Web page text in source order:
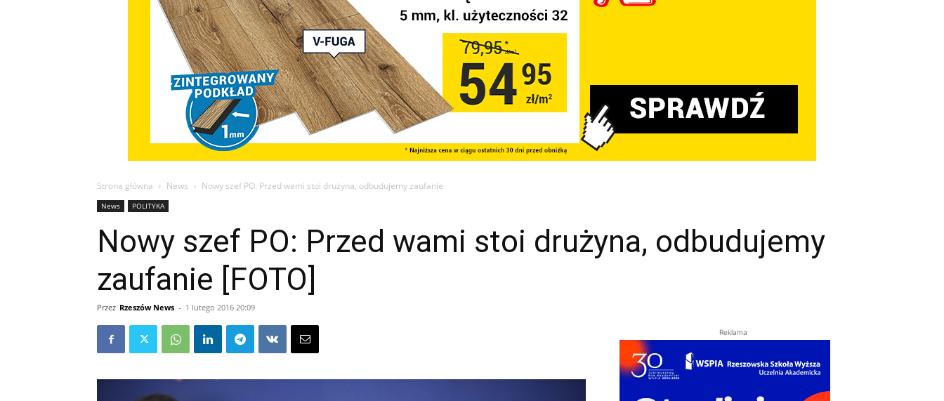
Strona główna News Nowy szef PO: Przed wami stoi drużyna, odbudujemy zaufanie
News POLITYKA
Nowy szef PO: Przed wami stoi drużyna, odbudujemy
zaufanie [FOTO]
Przez Rzeszów News - 1 lutego 2016 20:09
Reklama